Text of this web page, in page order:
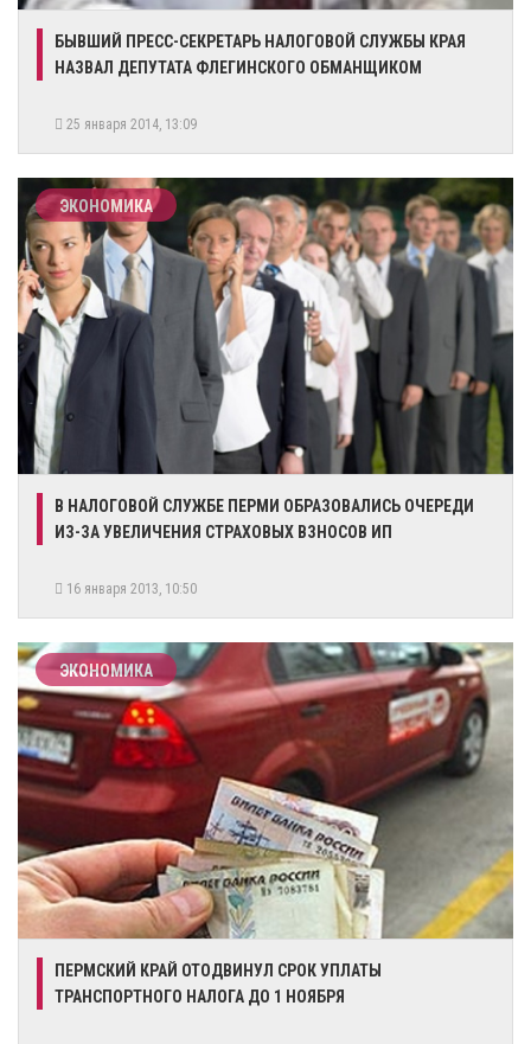
БЫВШИЙ ПРЕСС-СЕКРЕТАРЬ НАЛОГОВОЙ СЛУЖБЫ КРАЯ
НАЗВАЛ ДЕПУТАТА ФЛЕГИНСКОГО ОБМАНЩИКОМ
25 января 2014, 13:09
ЭКОНОМИКА
В НАЛОГОВОЙ СЛУЖБЕ ПЕРМИ ОБРАЗОВАЛИСЬ ОЧЕРЕДИ
ИЗ-ЗА УВЕЛИЧЕНИЯ СТРАХОВЫХ ВЗНОСОВ ИП
16 января 2013, 10:50
ЭКОНОМИКА
ПЕРМСКИЙ КРАЙ ОТОДВИНУЛ СРОК УПЛАТЫ
ТРАНСПОРТНОГО НАЛОГА ДО 1 НОЯБРЯ